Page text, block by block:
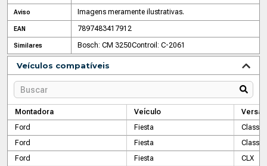
Aviso Imagens meramente ilustrativas.
EAN 7897483417912
Similares Bosch: CM 3250Controil: C-2061
Veículos compatíveis
Montadora Veículo
Versão
Ford
Fiesta
Class
Ford
Fiesta
Class
Ford
Fiesta
CLX